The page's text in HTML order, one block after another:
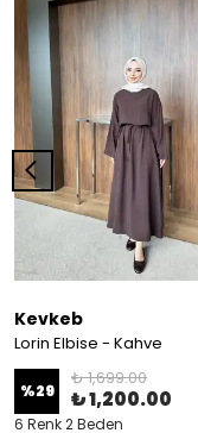
Kevkeb
Lorin Elbise - Kahve
%29
₺ 1,699.00
₺ 1,200.00
6 Renk 2 Beden